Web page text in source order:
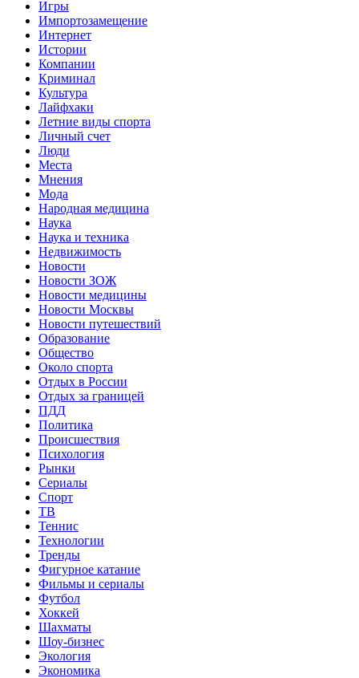
Игры
Импортозамещение
Интернет
Истории
Компании
Криминал
Культура
Лайфхаки
Летние виды спорта
Личный счет
Люди
Места
Мнения
Мода
Народная медицина
Наука
Наука и техника
Недвижимость
Новости
Новости ЗОЖ
Новости медицины
Новости Москвы
Новости путешествий
Образование
Общество
Около спорта
Отдых в России
Отдых за границей
ПДД
Политика
Происшествия
Психология
Рынки
Сериалы
Спорт
ТВ
Теннис
Технологии
Тренды
Фигурное катание
Фильмы и сериалы
Футбол
Хоккей
Шахматы
Шоу-бизнес
Экология
Экономика